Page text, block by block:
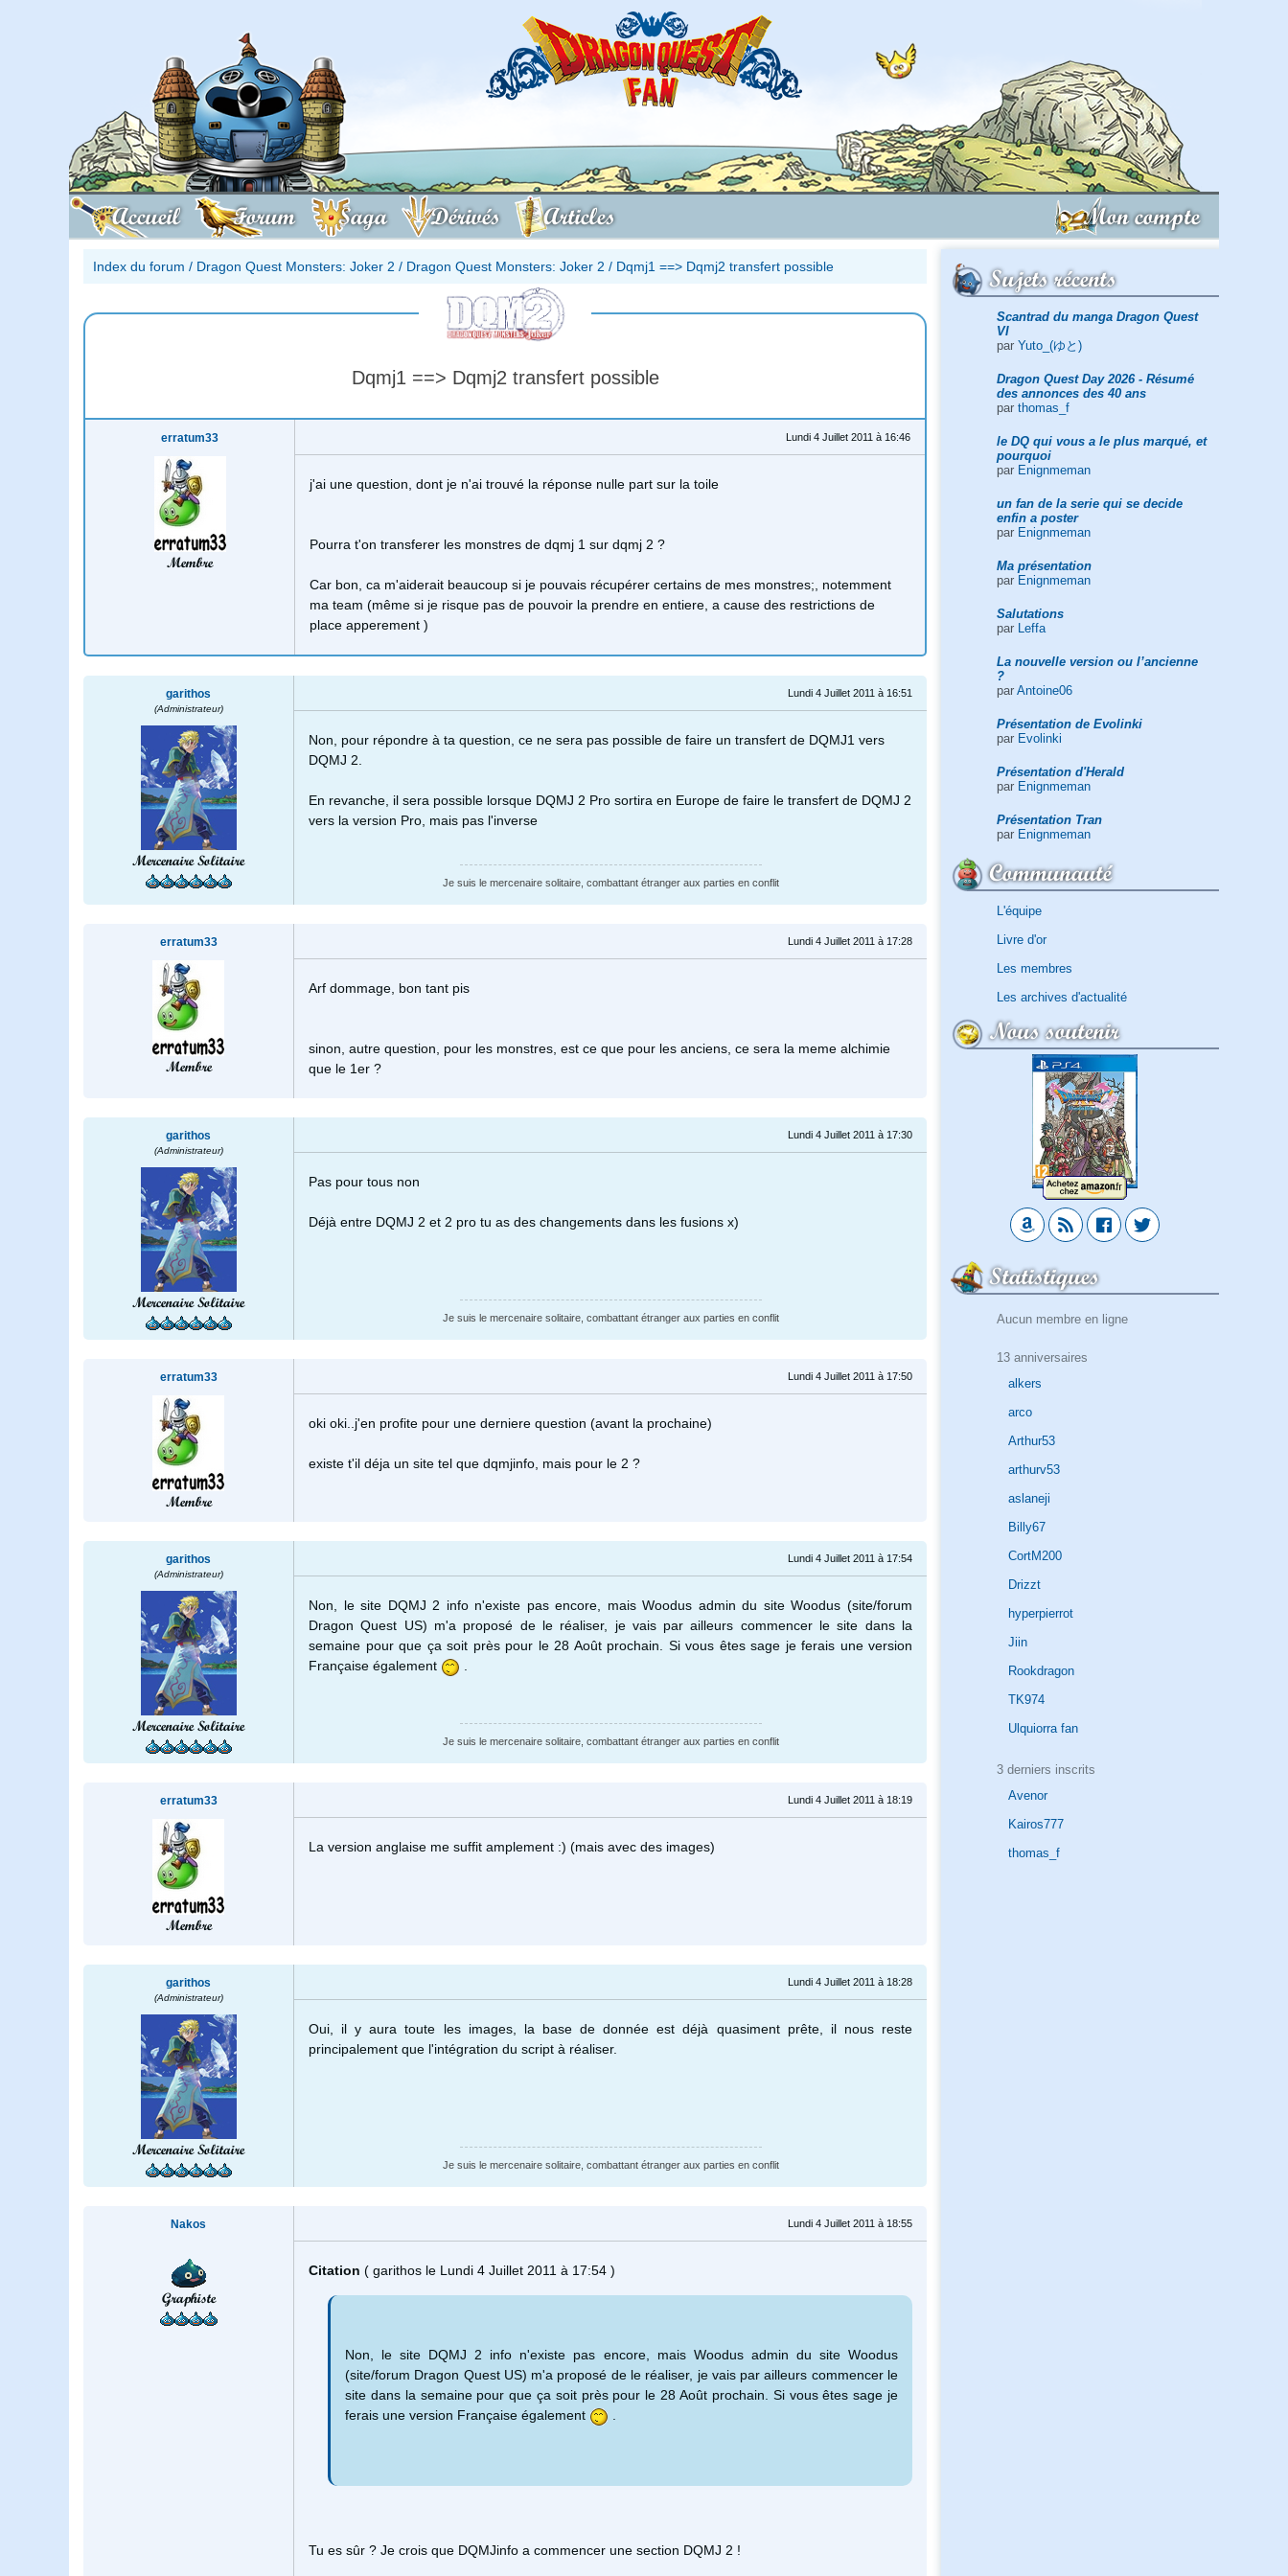
Accueil Forum Saga Dérivés Articles Mon compte
Sujets récents
Scantrad du manga Dragon Quest
VI
par Yuto_(ゆと)
Dragon Quest Day 2026 - Résumé
des annonces des 40 ans
par thomas_f
le DQ qui vous a le plus marqué, et
pourquoi
par Enignmeman
un fan de la serie qui se decide
enfin a poster
par Enignmeman
Ma présentation
par Enignmeman
Salutations
par
Leffa
La nouvelle version ou l’ancienne
?
par Antoine06
Présentation de Evolinki
par Evolinki
Présentation d'Herald
par Enignmeman
Présentation Tran
par Enignmeman
Communauté
L'équipe
Livre d'or
Les membres
Les archives d'actualité
Nous soutenir
Statistiques
Aucun membre en ligne
13 anniversaires
alkers
arco
Arthur53
arthurv53
aslaneji
Billy67
CortM200
Drizzt
hyperpierrot
Jiin
Rookdragon
TK974
Ulquiorra fan
3 derniers inscrits
Avenor
Kairos777
thomas_f
Index du forum / Dragon Quest Monsters: Joker 2 / Dragon Quest Monsters: Joker 2 / Dqmj1 ==> Dqmj2 transfert possible
Dqmj1 ==> Dqmj2 transfert possible
erratum33
Membre
Lundi 4 Juillet 2011 à 16:46
j'ai une question, dont je n'ai trouvé la réponse nulle part sur la toile
Pourra t'on transferer les monstres de dqmj 1 sur dqmj 2 ?
Car bon, ca m'aiderait beaucoup si je pouvais récupérer certains de mes monstres;, notemment
ma team (même si je risque pas de pouvoir la prendre en entiere, a cause des restrictions de
place apperement )
garithos
(Administrateur)
Mercenaire Solitaire
Lundi 4 Juillet 2011 à 16:51
Non, pour répondre à ta question, ce ne sera pas possible de faire un transfert de DQMJ1 vers
DQMJ 2.
En revanche, il sera possible lorsque DQMJ 2 Pro sortira en Europe de faire le transfert de DQMJ 2
vers la version Pro, mais pas l'inverse
Je suis le mercenaire solitaire, combattant étranger aux parties en conflit
erratum33
Membre
Lundi 4 Juillet 2011 à 17:28
Arf dommage, bon tant pis
sinon, autre question, pour les monstres, est ce que pour les anciens, ce sera la meme alchimie
que le 1er ?
garithos
(Administrateur)
Mercenaire Solitaire
Lundi 4 Juillet 2011 à 17:30
Pas pour tous non
Déjà entre DQMJ 2 et 2 pro tu as des changements dans les fusions x)
Je suis le mercenaire solitaire, combattant étranger aux parties en conflit
erratum33
Membre
Lundi 4 Juillet 2011 à 17:50
oki oki..j'en profite pour une derniere question (avant la prochaine)
existe t'il déja un site tel que dqmjinfo, mais pour le 2 ?
garithos
(Administrateur)
Mercenaire Solitaire
Lundi 4 Juillet 2011 à 17:54
Non, le site DQMJ 2 info n'existe pas encore, mais Woodus admin du site Woodus (site/forum
Dragon Quest US) m'a proposé de le réaliser, je vais par ailleurs commencer le site dans la
semaine pour que ça soit près pour le 28 Août prochain. Si vous êtes sage je ferais une version
Française également
.
Je suis le mercenaire solitaire, combattant étranger aux parties en conflit
erratum33
Membre
Lundi 4 Juillet 2011 à 18:19
La version anglaise me suffit amplement :) (mais avec des images)
garithos
(Administrateur)
Mercenaire Solitaire
Lundi 4 Juillet 2011 à 18:28
Oui, il y aura toute les images, la base de donnée est déjà quasiment prête, il nous reste
principalement que l'intégration du script à réaliser.
Je suis le mercenaire solitaire, combattant étranger aux parties en conflit
Nakos
Graphiste
Lundi 4 Juillet 2011 à 18:55
Citation ( garithos le Lundi 4 Juillet 2011 à 17:54 )
Non, le site DQMJ 2 info n'existe pas encore, mais Woodus admin du site Woodus
(site/forum Dragon Quest US) m'a proposé de le réaliser, je vais par ailleurs commencer le
site dans la semaine pour que ça soit près pour le 28 Août prochain. Si vous êtes sage je
ferais une version Française également
.
Tu es sûr ? Je crois que DQMJinfo a commencer une section DQMJ 2 !